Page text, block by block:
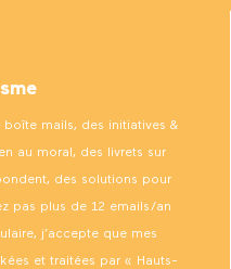
mails, des initiatives &
au moral, des livrets sur
des solutions pour
pas plus de 12 emails/an
j’accepte que mes
et traitées par « Hauts-